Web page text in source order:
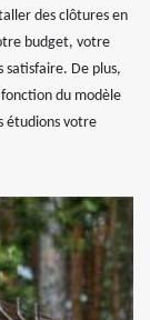
des clôtures en
budget, votre
satisfaire. De plus,
du modèle
étudions votre